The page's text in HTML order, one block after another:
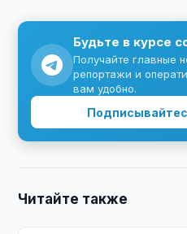
Будьте в курсе
Получайте главные
репортажи и
вам удобно.
Читайте также